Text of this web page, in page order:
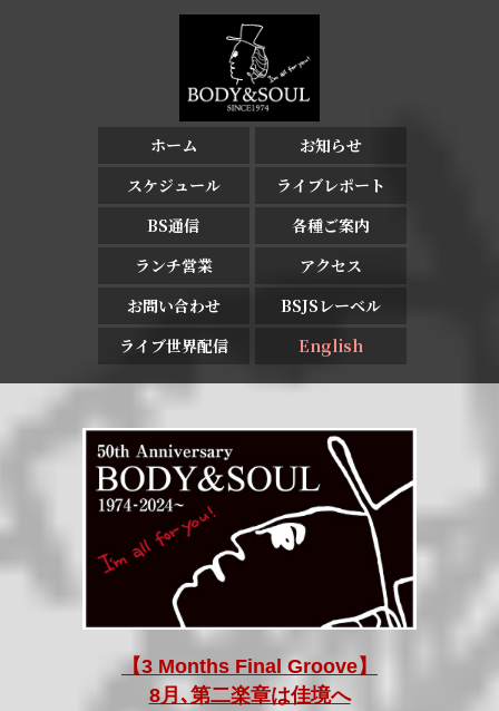
ホーム
お知らせ
スケジュール
ライブレポート
BS通信
各種ご案内
ランチ営業
アクセス
お問い合わせ
BSJSレーベル
ライブ世界配信
English
【3 Months Final Groove】
8月､第二楽章は佳境へ